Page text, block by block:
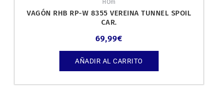
HOm
VAGÓN RHB RP-W 8355 VEREINA TUNNEL SPOIL
CAR.
69,99€
AÑADIR AL CARRITO